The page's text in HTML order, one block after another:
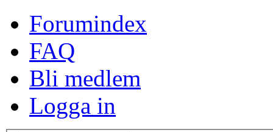
Forumindex
FAQ
Bli medlem
Logga in